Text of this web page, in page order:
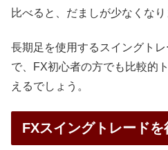
比べると、だましが少なくなり
長期足を使用するスイングト
で、FX初心者の方でも比較的
えるでしょう。
FXスイングトレード